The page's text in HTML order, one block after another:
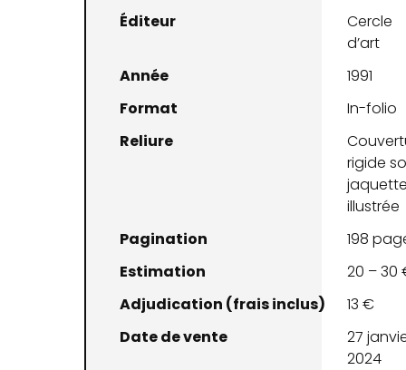
Éditeur
Cercle
d’art
Année
1991
Format
In-folio
Reliure
rigide
illustrée
Pagination
198
Estimation
20 – 30
Adjudication (frais inclus)
13 €
Date de vente
27
2024